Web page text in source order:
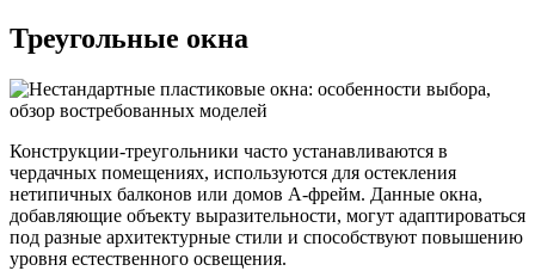
Треугольные окна
Конструкции-треугольники часто устанавливаются в
чердачных помещениях, используются для остекления
нетипичных балконов или домов А-фрейм. Данные окна,
добавляющие объекту выразительности, могут адаптироваться
под разные архитектурные стили и способствуют повышению
уровня естественного освещения.